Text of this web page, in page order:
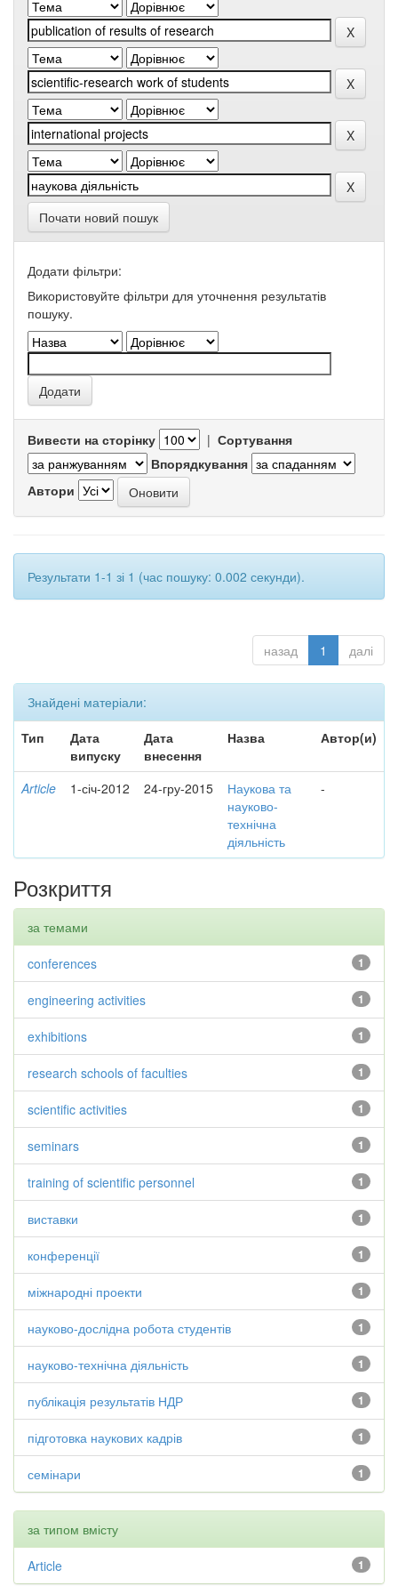
Почати новий пошук
Додати фільтри:
Використовуйте фільтри для уточнення результатів
пошуку.
Вивести на сторінку | Сортування
Впорядкування
Автори
Результати 1-1 зі 1 (час пошуку: 0.002 секунди).
назад 1 далі
Знайдені матеріали:
Тип
Дата
випуску
Дата
внесення
Назва Автор(и)
Article 1-січ-2012 24-гру-2015
Наукова та
науково-
технічна
діяльність
-
Розкриття
за темами
1
conferences
1
engineering activities
1
exhibitions
1
research schools of faculties
1
scientific activities
1
seminars
1
training of scientific personnel
1
виставки
1
конференції
1
міжнародні проекти
1
науково-дослідна робота студентів
1
науково-технічна діяльність
1
публікація результатів НДР
1
підготовка наукових кадрів
1
семінари
за типом вмісту
1
Article